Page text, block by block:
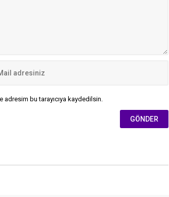
bu tarayıcıya kaydedilsin.